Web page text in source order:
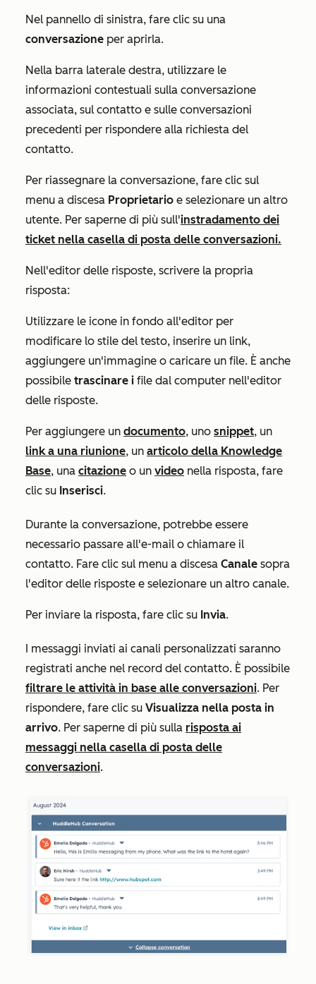
Nel pannello di sinistra, fare clic su una
conversazione per aprirla.
Nella barra laterale destra, utilizzare le
informazioni contestuali sulla conversazione
associata, sul contatto e sulle conversazioni
precedenti per rispondere alla richiesta del
contatto.
Per riassegnare la conversazione, fare clic sul
menu a discesa Proprietario e selezionare un altro
utente. Per saperne di più sull'instradamento dei
ticket nella casella di posta delle conversazioni.
Nell'editor delle risposte, scrivere la propria
risposta:
Utilizzare le icone in fondo all'editor per
modificare lo stile del testo, inserire un link,
aggiungere un'immagine o caricare un file. È anche
possibile trascinare i file dal computer nell'editor
delle risposte.
Per aggiungere un documento, uno snippet, un
link a una riunione, un articolo della Knowledge
Base, una citazione o un video nella risposta, fare
clic su Inserisci.
Durante la conversazione, potrebbe essere
necessario passare all'e-mail o chiamare il
contatto. Fare clic sul menu a discesa Canale sopra
l'editor delle risposte e selezionare un altro canale.
Per inviare la risposta, fare clic su Invia.
I messaggi inviati ai canali personalizzati saranno
registrati anche nel record del contatto. È possibile
filtrare le attività in base alle conversazioni. Per
rispondere, fare clic su Visualizza nella posta in
arrivo. Per saperne di più sulla risposta ai
messaggi nella casella di posta delle
conversazioni.